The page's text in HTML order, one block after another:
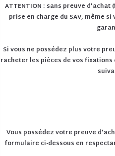
ATTENTION : sans preuve
prise en charge du SAV, même
Si vous ne possédez plus votre
racheter les pièces de vos
Vous possédez votre preuve
formulaire ci-dessous en